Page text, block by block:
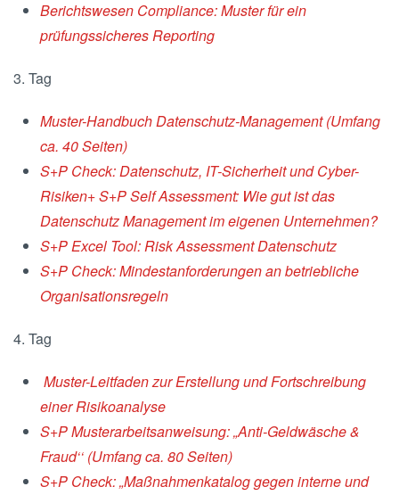
Berichtswesen Compliance: Muster für ein
prüfungssicheres Reporting
3. Tag
Muster-Handbuch Datenschutz-Management (Umfang
ca. 40 Seiten)
S+P Check: Datenschutz, IT-Sicherheit und Cyber-
Risiken+ S+P Self Assessment: Wie gut ist das
Datenschutz Management im eigenen Unternehmen?
S+P Excel Tool: Risk Assessment Datenschutz
S+P Check: Mindestanforderungen an betriebliche
Organisationsregeln
4. Tag
Muster-Leitfaden zur Erstellung und Fortschreibung
einer Risikoanalyse
S+P Musterarbeitsanweisung: „Anti-Geldwäsche &
Fraud‘‘ (Umfang ca. 80 Seiten)
S+P Check: „Maßnahmenkatalog gegen interne und